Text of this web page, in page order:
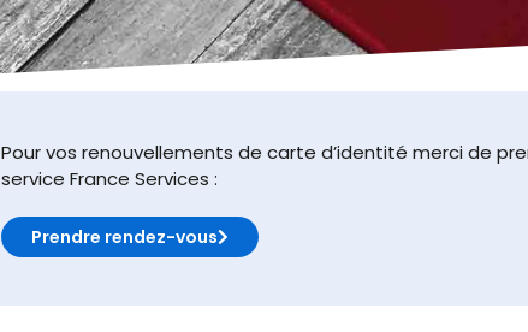
Pour vos renouvellements de carte d’identité merci de
service France Services :
Prendre rendez-vous